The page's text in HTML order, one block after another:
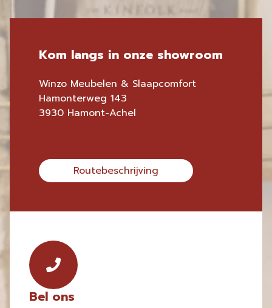
Kom langs in onze showroom
Winzo Meubelen & Slaapcomfort
Hamonterweg 143
3930 Hamont-Achel
Routebeschrijving
Bel ons